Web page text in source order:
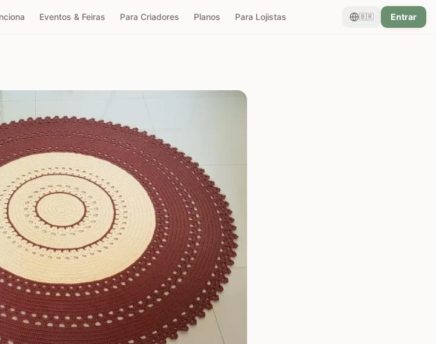
Eventos & Feiras Para Criadores Planos Para Lojistas 🇧🇷 Entrar